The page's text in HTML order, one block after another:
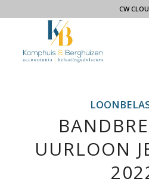
CW
UURLOON